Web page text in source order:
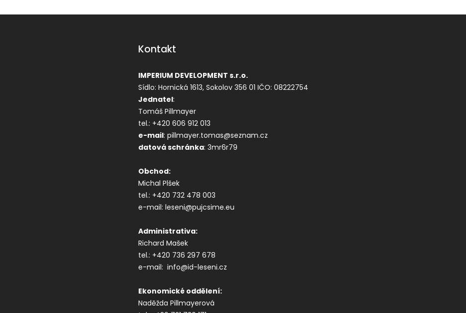
Kontakt
IMPERIUM DEVELOPMENT s.r.o.
Sídlo: Hornická 1613, Sokolov 356 01 IČO: 08222754
Jednatel:
Tomáš Pillmayer
tel.: +420 606 912 013
e-mail: pillmayer.tomas@seznam.cz
datová schránka: 3mr6r79
Obchod:
Michal Plšek
tel.: +420 732 478 003
e-mail: leseni@pujcsime.eu
Administrativa:
Richard Mašek
tel.: +420 736 297 678
e-mail: info@id-leseni.cz
Ekonomické oddělení:
Naděžda Pillmayerová